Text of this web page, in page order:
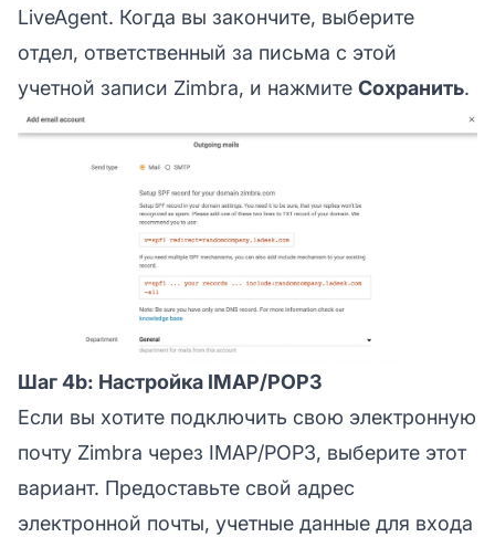
LiveAgent. Когда вы закончите, выберите
отдел, ответственный за письма с этой
учетной записи Zimbra, и нажмите Сохранить.
Шаг 4b: Настройка IMAP/POP3
Если вы хотите подключить свою электронную
почту Zimbra через IMAP/POP3, выберите этот
вариант. Предоставьте свой адрес
электронной почты, учетные данные для входа